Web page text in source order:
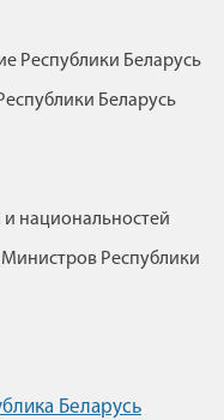
Республики Беларусь
Беларусь
национальностей
Республики
Беларусь